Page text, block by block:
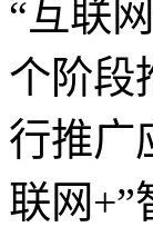
“互联
个阶段
行推广
联网+”